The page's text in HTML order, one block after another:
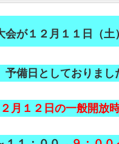
会が１２月１１日（土
予備日としておりまし
２月１２日の一般開放